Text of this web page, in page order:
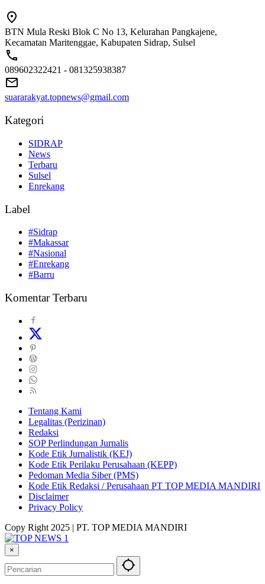
BTN Mula Reski Blok C No 13, Kelurahan Pangkajene,
Kecamatan Maritenggae, Kabupaten Sidrap, Sulsel
089602322421 - 081325938387
suararakyat.topnews@gmail.com
Kategori
SIDRAP
News
Terbaru
Sulsel
Enrekang
Label
#Sidrap
#Makassar
#Nasional
#Enrekang
#Barru
Komentar Terbaru
Tentang Kami
Legalitas (Perizinan)
Redaksi
SOP Perlindungan Jurnalis
Kode Etik Jurnalistik (KEJ)
Kode Etik Perilaku Perusahaan (KEPP)
Pedoman Media Siber (PMS)
Kode Etik Redaksi / Perusahaan PT TOP MEDIA MANDIRI
Disclaimer
Privacy Policy
Copy Right 2025 | PT. TOP MEDIA MANDIRI
×